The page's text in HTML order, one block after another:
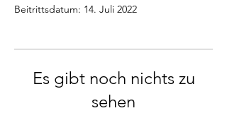
Beitrittsdatum: 14. Juli 2022
Es gibt noch nichts zu
sehen